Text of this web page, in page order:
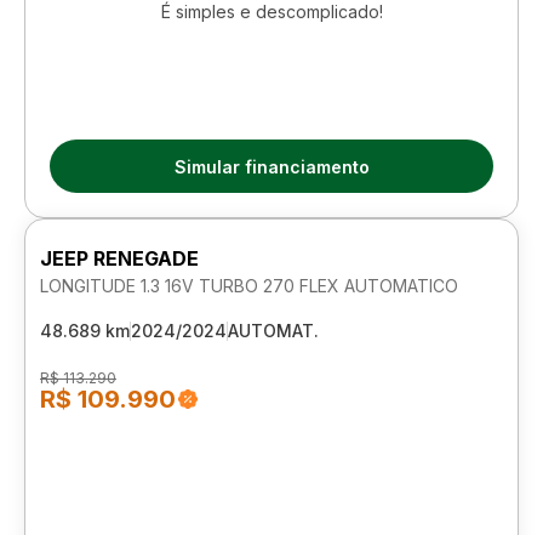
É simples e descomplicado!
Simular financiamento
JEEP RENEGADE
LONGITUDE 1.3 16V TURBO 270 FLEX AUTOMATICO
48.689 km2024/2024AUTOMAT.
R$ 113.290
R$ 109.990